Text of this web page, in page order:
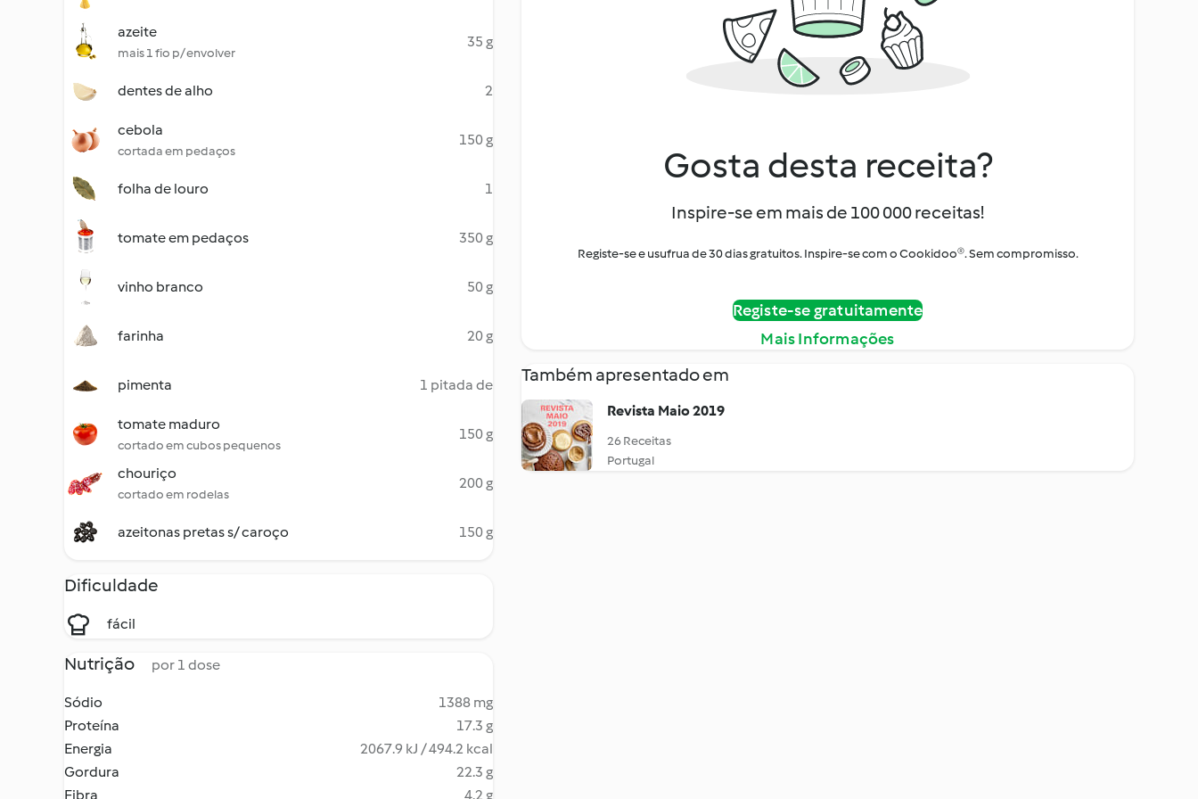
azeite
mais 1 fio p/ envolver
35 g
dentes de alho 2
cebola
cortada em pedaços
150 g
folha de louro 1
tomate em pedaços 350 g
vinho branco 50 g
farinha 20 g
pimenta 1 pitada de
tomate maduro
cortado em cubos pequenos
150 g
chouriço
cortado em rodelas
200 g
azeitonas pretas s/ caroço 150 g
Dificuldade
fácil
Nutrição por 1 dose
Sódio
1388 mg
Proteína
17.3 g
Energia
2067.9 kJ / 494.2 kcal
Gordura
22.3 g
Fibra
4.2 g
Gosta desta receita?
Inspire-se em mais de 100 000 receitas!
Registe-se e usufrua de 30 dias gratuitos. Inspire-se com o Cookidoo®. Sem compromisso.
Registe-se gratuitamente
Mais Informações
Também apresentado em
Revista Maio 2019
26 Receitas
Portugal